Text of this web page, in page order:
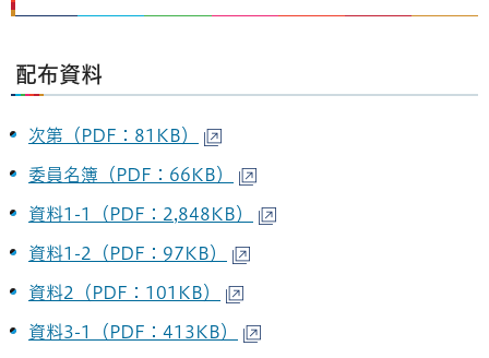
配布資料
次第（PDF：81KB）
委員名簿（PDF：66KB）
資料1-1（PDF：2,848KB）
資料1-2（PDF：97KB）
資料2（PDF：101KB）
資料3-1（PDF：413KB）